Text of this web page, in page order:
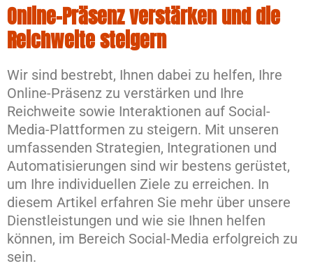
Online-Präsenz verstärken und die
Reichweite steigern
Wir sind bestrebt, Ihnen dabei zu helfen, Ihre
Online-Präsenz zu verstärken und Ihre
Reichweite sowie Interaktionen auf Social-
Media-Plattformen zu steigern. Mit unseren
umfassenden Strategien, Integrationen und
Automatisierungen sind wir bestens gerüstet,
um Ihre individuellen Ziele zu erreichen. In
diesem Artikel erfahren Sie mehr über unsere
Dienstleistungen und wie sie Ihnen helfen
können, im Bereich Social-Media erfolgreich zu
sein.